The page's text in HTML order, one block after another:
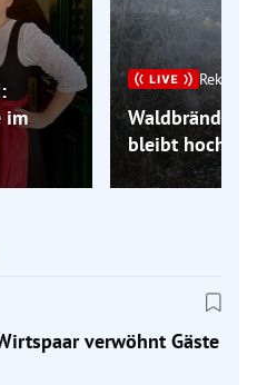
im
Waldbrände
bleibt
verwöhnt Gäste